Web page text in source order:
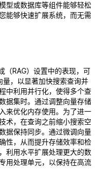
型或数据库等组件能够轻松
能够快速扩展系统，而无需
RAG）设置中的表现，可
量，以显著加快搜索查询并
中利用并行化，使得多个查
据集时。通过调整向量存储
来优化内存使用。为了进一
术，在查询之前缩小搜索空
据保持同步。通过微调向量
性，从而提升存储效率和检
利用水平扩展处理更大的数
用处理单元，以保持在高流